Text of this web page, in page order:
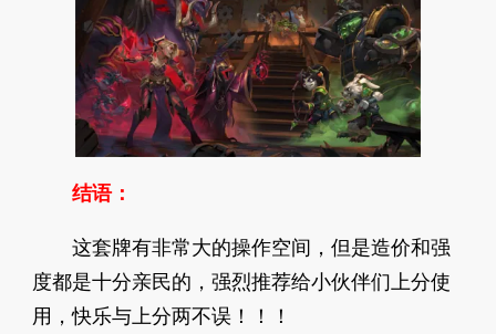
结语：
这套牌有非常大的操作空间，但是造价和强
度都是十分亲民的，强烈推荐给小伙伴们上分使
用，快乐与上分两不误！！！